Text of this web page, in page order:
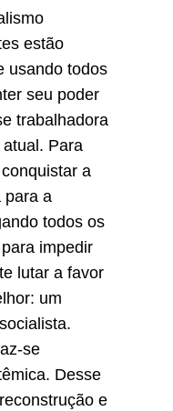
estão
usando todos
seu poder
trabalhadora
Para
a
para a
todos os
impedir
lutar a favor
um
se
Desse
e